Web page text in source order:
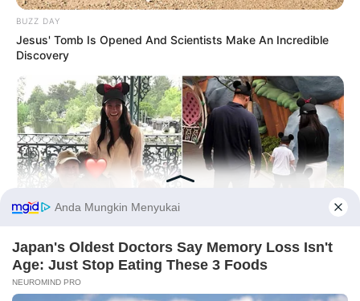
PRIVACY POLICY DISCLAIMER HUBUNGI KAMI IKLAN
BUZZ DAY
Jesus' Tomb Is Opened And Scientists Make An Incredible
Discovery
HERBEAUTY
Harry And Meghan Share Rare Photos For Lilibet's 5th
Before You Go